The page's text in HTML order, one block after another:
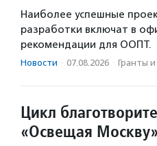
Наиболее успешные
разработки включат в
рекомендации для ООПТ.
Новости · 07.08.2026 · Гранты
Цикл
«Освещая Москву»